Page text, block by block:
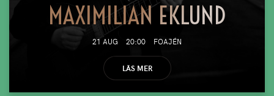
MAXIMILIAN EKLUND
21 AUG 20:00 FOAJÉN
LÄS MER